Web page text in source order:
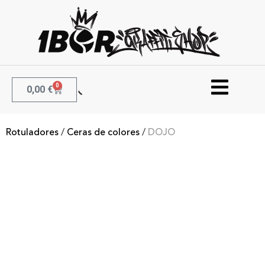
0,00 € 0
Rotuladores / Ceras de colores / DOJO